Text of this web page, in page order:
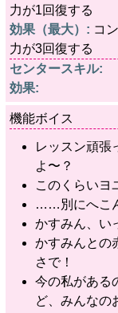
力が1回復する
効果（最大）: コ
力が3回復する
センタースキル:
効果:
機能ボイス
レッスン頑張
よ〜？
このくらいヨ
……別にへこ
かすみん、い
かすみんとの
さで！
今の私がある
ど、みんな